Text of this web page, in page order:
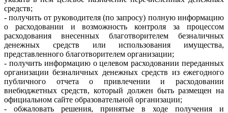
средств;
- получить от руководителя (по запросу) полную информацию
о расходовании и возможность контроля за процессом
расходования внесенных благотворителем безналичных
денежных средств или использования имущества,
представленного благотворителем организации;
- получить информацию о целевом расходовании переданных
организации безналичных денежных средств из ежегодного
публичного отчета о привлечении и расходовании
внебюджетных средств, который должен быть размещен на
официальном сайте образовательной организации;
- обжаловать решения, принятые в ходе получения и